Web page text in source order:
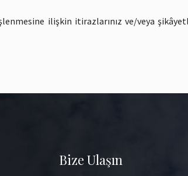
ilişkin itirazlarınız ve/veya
Bize Ulaşın